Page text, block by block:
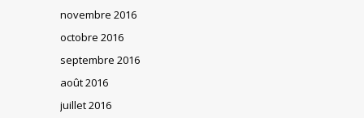
novembre 2016
octobre 2016
septembre 2016
août 2016
juillet 2016